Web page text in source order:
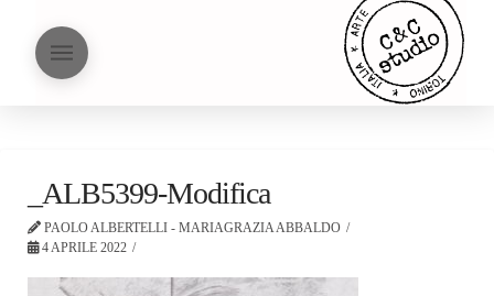
_ALB5399-Modifica
PAOLO ALBERTELLI - MARIAGRAZIA ABBALDO
4 APRILE 2022